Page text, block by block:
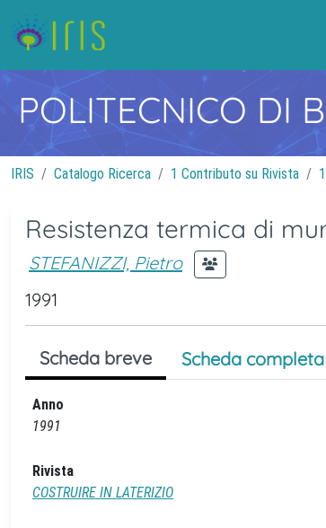
POLITECNICO DI
IRIS Catalogo Ricerca 1 Contributo su Rivista
Resistenza termica di
STEFANIZZI, Pietro
1991
Scheda breve Scheda completa
Anno
1991
Rivista
COSTRUIRE IN LATERIZIO